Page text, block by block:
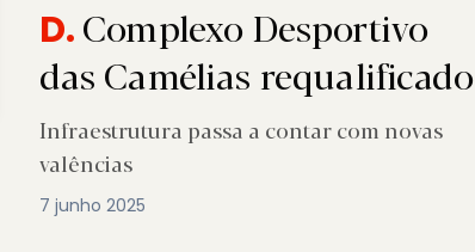
D.Complexo Desportivo
das Camélias requalificado
Infraestrutura passa a contar com novas
valências
7 junho 2025